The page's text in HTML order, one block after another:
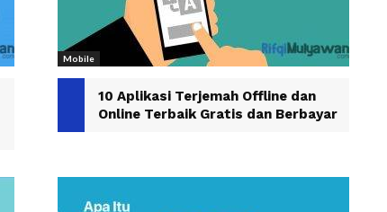
Mobile
10 Aplikasi Terjemah Offline dan
Online Terbaik Gratis dan Berbayar